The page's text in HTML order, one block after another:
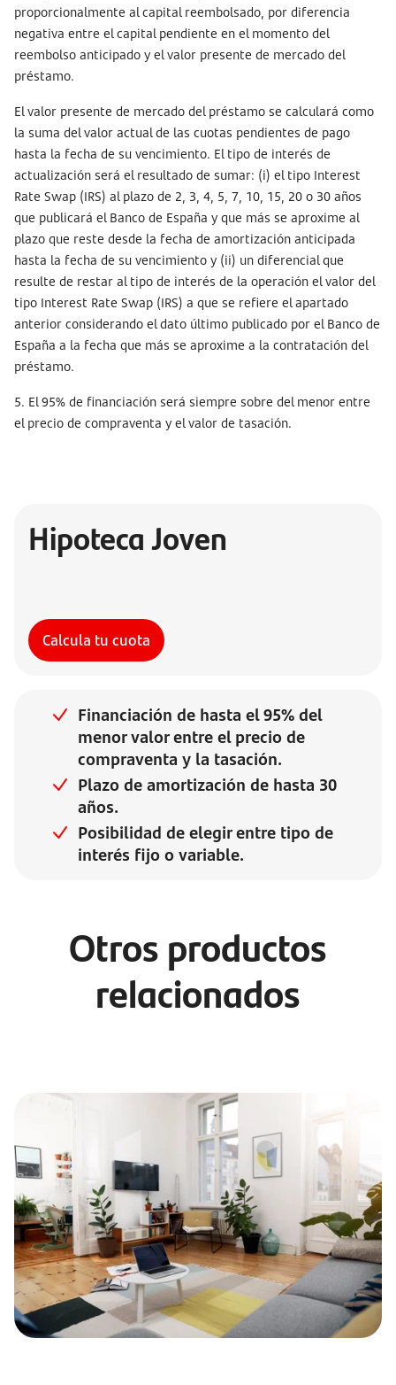
proporcionalmente al capital reembolsado, por diferencia
negativa entre el capital pendiente en el momento del
reembolso anticipado y el valor presente de mercado del
préstamo.
El valor presente de mercado del préstamo se calculará como
la suma del valor actual de las cuotas pendientes de pago
hasta la fecha de su vencimiento. El tipo de interés de
actualización será el resultado de sumar: (i) el tipo Interest
Rate Swap (IRS) al plazo de 2, 3, 4, 5, 7, 10, 15, 20 o 30 años
que publicará el Banco de España y que más se aproxime al
plazo que reste desde la fecha de amortización anticipada
hasta la fecha de su vencimiento y (ii) un diferencial que
resulte de restar al tipo de interés de la operación el valor del
tipo Interest Rate Swap (IRS) a que se refiere el apartado
anterior considerando el dato último publicado por el Banco de
España a la fecha que más se aproxime a la contratación del
préstamo.
5. El 95% de financiación será siempre sobre del menor entre
el precio de compraventa y el valor de tasación.
Hipoteca Joven
Calcula tu cuota
Financiación de hasta el 95% del
menor valor entre el precio de
compraventa y la tasación. ​
Plazo de amortización de hasta 30
años. ​
Posibilidad de elegir entre tipo de
interés fijo o variable. ​
Otros productos
relacionados